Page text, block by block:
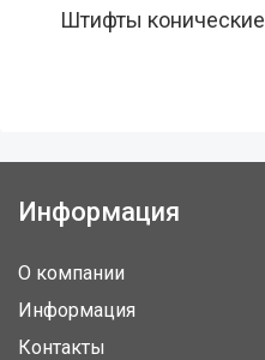
Штифты конические
Информация
О компании
Информация
Контакты